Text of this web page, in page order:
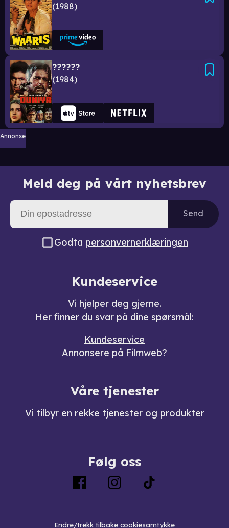
1988
??????
1984
Annonse
Meld deg på vårt nyhetsbrev
Send
Godta personvernerklæringen
Kundeservice
Vi hjelper deg gjerne.
Her finner du svar på dine spørsmål:
Kundeservice
Annonsere på Filmweb?
Våre tjenester
Vi tilbyr en rekke tjenester og produkter
Følg oss
Endre/trekk tilbake cookiesamtykke